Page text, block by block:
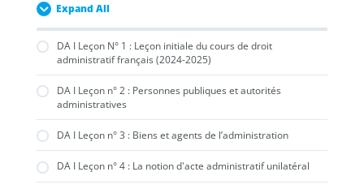
Expand All
DA I Leçon N° 1 : Leçon initiale du cours de droit
administratif français (2024-2025)
DA I Leçon n° 2 : Personnes publiques et autorités
administratives
DA I Leçon n° 3 : Biens et agents de l’administration
DA I Leçon n° 4 : La notion d'acte administratif unilatéral